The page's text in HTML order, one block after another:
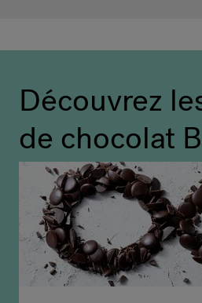
Découvrez
de chocolat